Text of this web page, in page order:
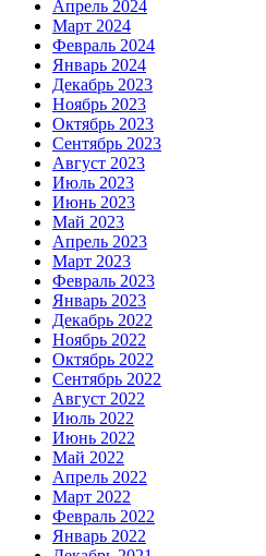
Апрель 2024
Март 2024
Февраль 2024
Январь 2024
Декабрь 2023
Ноябрь 2023
Октябрь 2023
Сентябрь 2023
Август 2023
Июль 2023
Июнь 2023
Май 2023
Апрель 2023
Март 2023
Февраль 2023
Январь 2023
Декабрь 2022
Ноябрь 2022
Октябрь 2022
Сентябрь 2022
Август 2022
Июль 2022
Июнь 2022
Май 2022
Апрель 2022
Март 2022
Февраль 2022
Январь 2022